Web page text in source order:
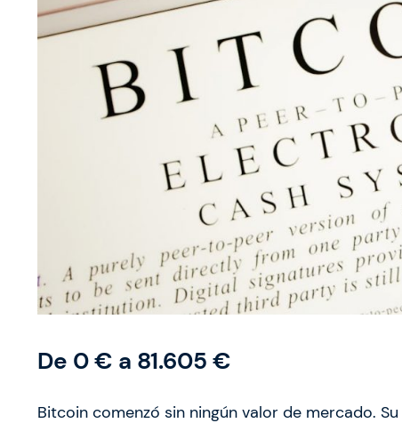
De 0 € a 81.605 €
Bitcoin comenzó sin ningún valor de mercado.